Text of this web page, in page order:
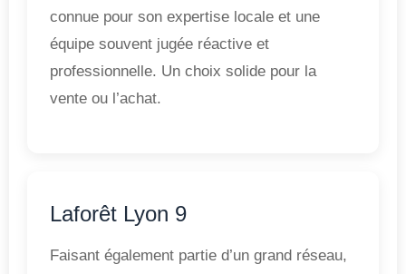
connue pour son expertise locale et une
équipe souvent jugée réactive et
professionnelle. Un choix solide pour la
vente ou l’achat.
Laforêt Lyon 9
Faisant également partie d’un grand réseau,